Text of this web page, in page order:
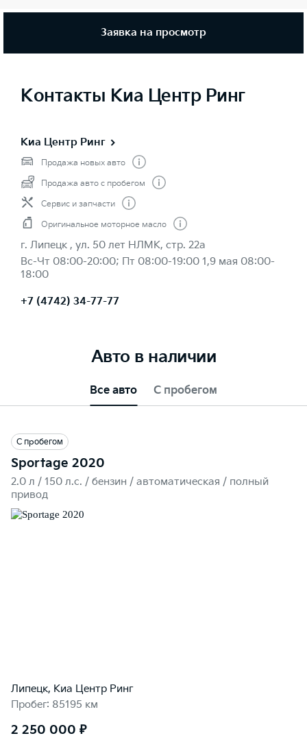
Заявка на просмотр
Контакты Киа Центр Ринг
Киа Центр Ринг
Продажа новых авто
Продажа авто с пробегом
Сервис и запчасти
Оригинальное моторное масло
г. Липецк , ул. 50 лет НЛМК, стр. 22а
Вс-Чт 08:00-20:00; Пт 08:00-19:00 1,9 мая 08:00-
18:00
+7 (4742) 34-77-77
Авто в наличии
Все авто С пробегом
С пробегом
Sportage 2020
2.0 л / 150 л.c. / бензин / автоматическая / полный
привод
Липецк, Киа Центр Ринг
Пробег: 85195 км
2 250 000 ₽